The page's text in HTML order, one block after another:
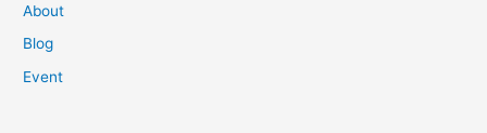
About
Blog
Event